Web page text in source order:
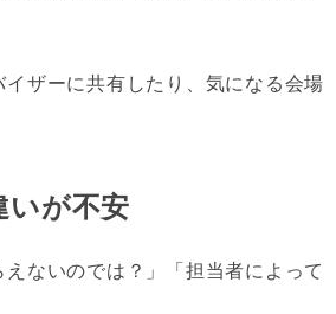
ザーに共有したり、気になる会場
いが不安
ないのでは？」「担当者によって